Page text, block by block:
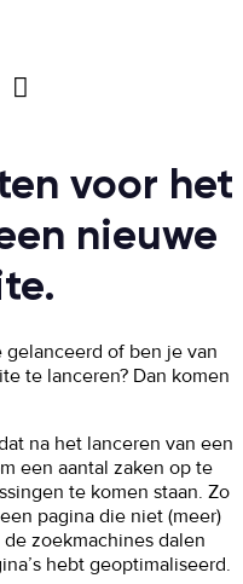

voor het
nieuwe
of ben je van
te lanceren? Dan komen
na het lanceren van een
een aantal zaken op te
te komen staan. Zo
pagina die niet (meer)
zoekmachines dalen
hebt geoptimaliseerd.